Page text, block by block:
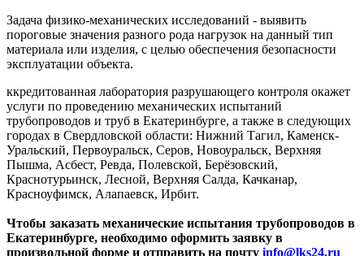
Задача физико-механических исследований - выявить
пороговые значения разного рода нагрузок на данный тип
материала или изделия, с целью обеспечения безопасности
эксплуатации объекта.
ккредитованная лаборатория разрушающего контроля окажет
услуги по проведению механических испытаний
трубопроводов и труб в Екатеринбурге, а также в следующих
городах в Свердловской области: Нижний Тагил, Каменск-
Уральский, Первоуральск, Серов, Новоуральск, Верхняя
Пышма, Асбест, Ревда, Полевской, Берёзовский,
Краснотурьинск, Лесной, Верхняя Салда, Качканар,
Красноуфимск, Алапаевск, Ирбит.
Чтобы заказать механические испытания трубопроводов в
Екатеринбурге, необходимо оформить заявку в
произвольной форме и отправить на почту info@lks24.ru